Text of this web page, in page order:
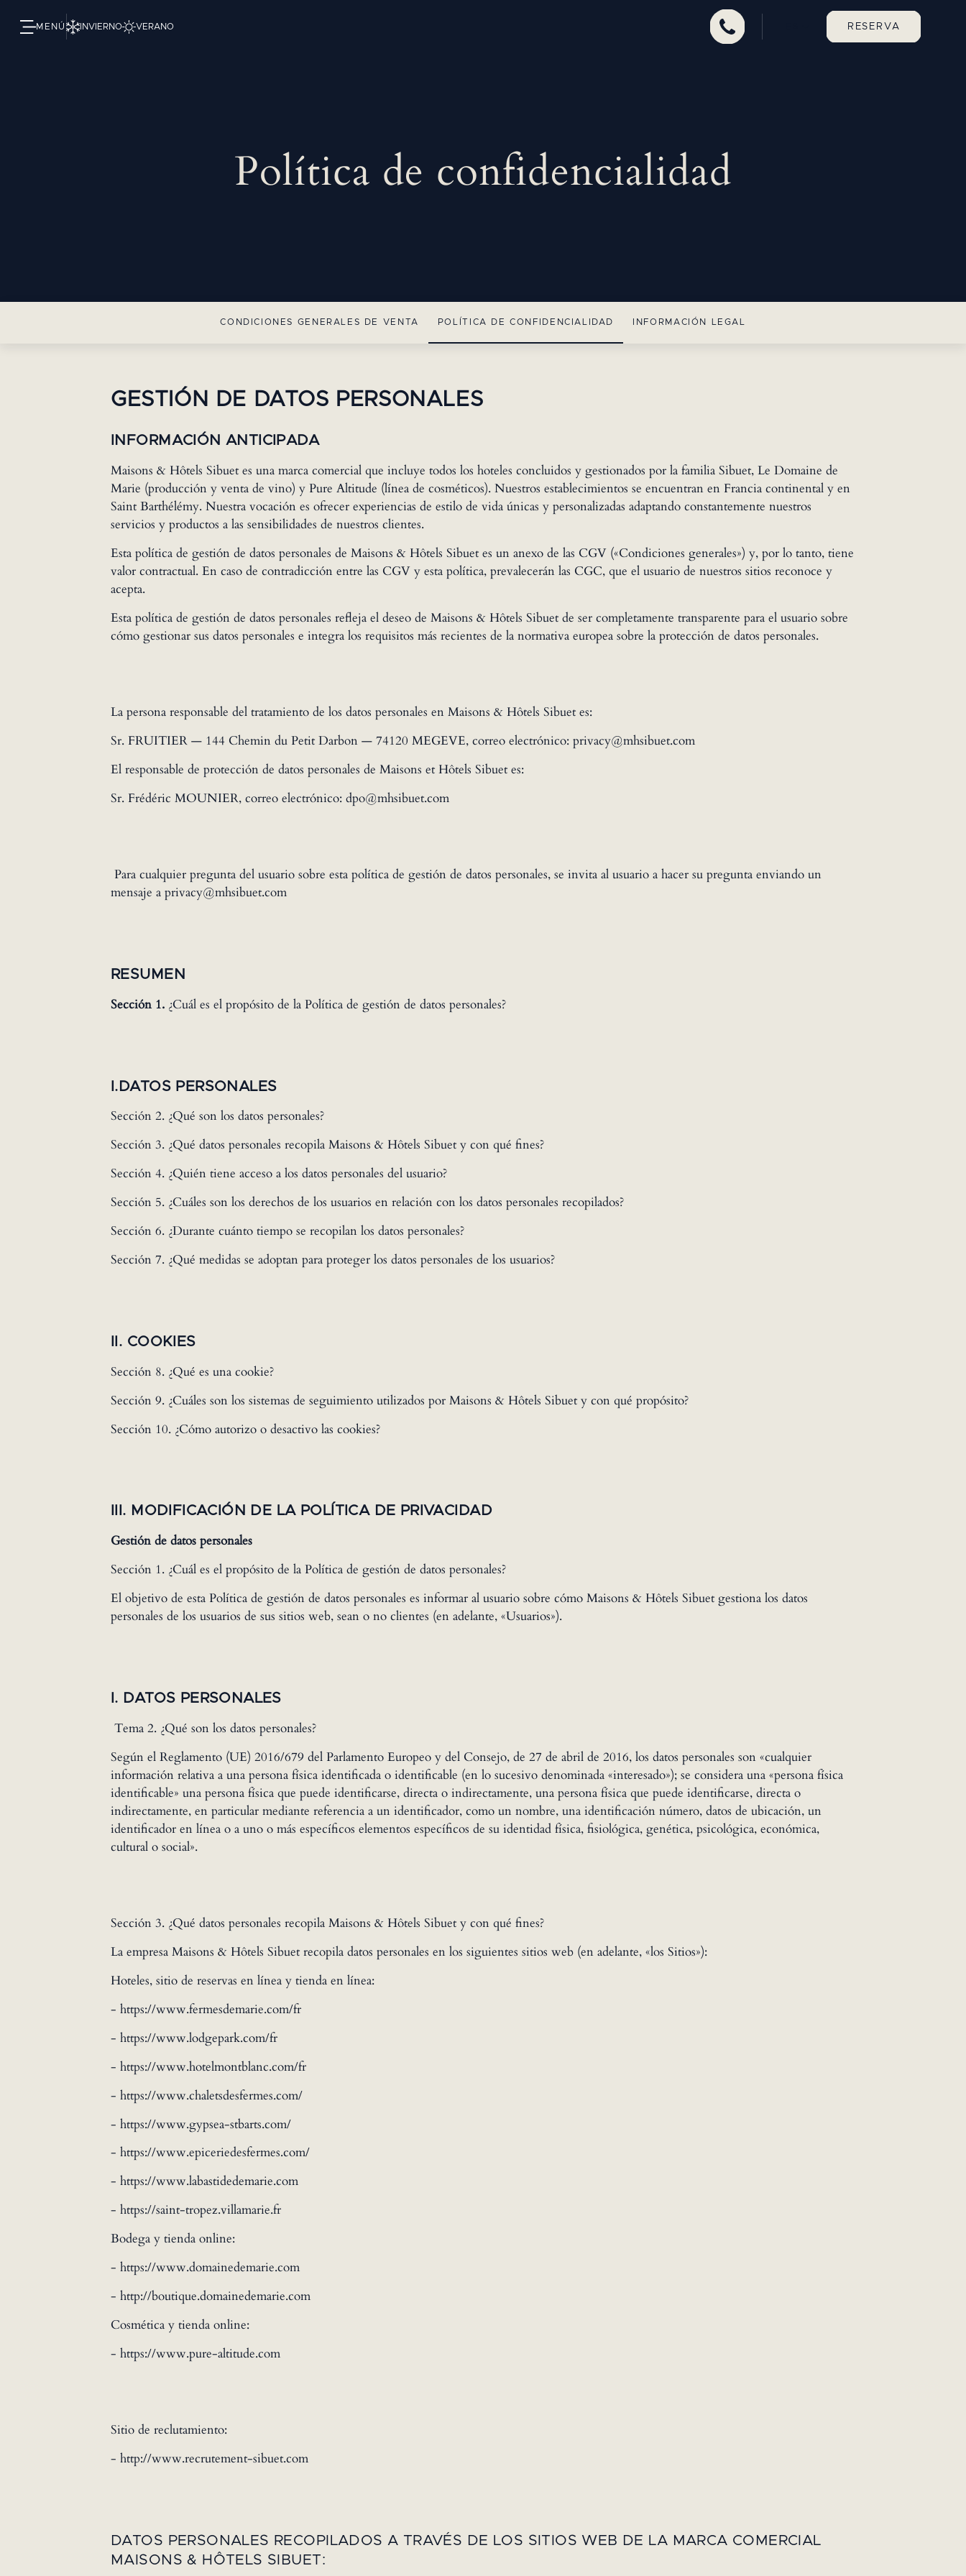
MENÚ INVIERNO VERANO RESERVA
Política de confidencialidad
CONDICIONES GENERALES DE VENTA POLÍTICA DE CONFIDENCIALIDAD INFORMACIÓN LEGAL
GESTIÓN DE DATOS PERSONALES
INFORMACIÓN ANTICIPADA
Maisons & Hôtels Sibuet es una marca comercial que incluye todos los hoteles concluidos y gestionados por la familia Sibuet, Le Domaine de
Marie (producción y venta de vino) y Pure Altitude (línea de cosméticos). Nuestros establecimientos se encuentran en Francia continental y en
Saint Barthélémy. Nuestra vocación es ofrecer experiencias de estilo de vida únicas y personalizadas adaptando constantemente nuestros
servicios y productos a las sensibilidades de nuestros clientes.
Esta política de gestión de datos personales de Maisons & Hôtels Sibuet es un anexo de las CGV («Condiciones generales») y, por lo tanto, tiene
valor contractual. En caso de contradicción entre las CGV y esta política, prevalecerán las CGC, que el usuario de nuestros sitios reconoce y
acepta.
Esta política de gestión de datos personales refleja el deseo de Maisons & Hôtels Sibuet de ser completamente transparente para el usuario sobre
cómo gestionar sus datos personales e integra los requisitos más recientes de la normativa europea sobre la protección de datos personales.
La persona responsable del tratamiento de los datos personales en Maisons & Hôtels Sibuet es:
Sr. FRUITIER — 144 Chemin du Petit Darbon — 74120 MEGEVE, correo electrónico: privacy@mhsibuet.com
El responsable de protección de datos personales de Maisons et Hôtels Sibuet es:
Sr. Frédéric MOUNIER, correo electrónico: dpo@mhsibuet.com
‍ Para cualquier pregunta del usuario sobre esta política de gestión de datos personales, se invita al usuario a hacer su pregunta enviando un
mensaje a privacy@mhsibuet.com
RESUMEN
Sección 1. ¿Cuál es el propósito de la Política de gestión de datos personales?
I.DATOS PERSONALES
Sección 2. ¿Qué son los datos personales?
Sección 3. ¿Qué datos personales recopila Maisons & Hôtels Sibuet y con qué fines?
Sección 4. ¿Quién tiene acceso a los datos personales del usuario?
Sección 5. ¿Cuáles son los derechos de los usuarios en relación con los datos personales recopilados?
Sección 6. ¿Durante cuánto tiempo se recopilan los datos personales?
Sección 7. ¿Qué medidas se adoptan para proteger los datos personales de los usuarios?
II. COOKIES
Sección 8. ¿Qué es una cookie?
Sección 9. ¿Cuáles son los sistemas de seguimiento utilizados por Maisons & Hôtels Sibuet y con qué propósito?
Sección 10. ¿Cómo autorizo o desactivo las cookies?
III. MODIFICACIÓN DE LA POLÍTICA DE PRIVACIDAD
Gestión de datos personales
Sección 1. ¿Cuál es el propósito de la Política de gestión de datos personales?
El objetivo de esta Política de gestión de datos personales es informar al usuario sobre cómo Maisons & Hôtels Sibuet gestiona los datos
personales de los usuarios de sus sitios web, sean o no clientes (en adelante, «Usuarios»).
I. DATOS PERSONALES
‍ Tema 2. ¿Qué son los datos personales?
Según el Reglamento (UE) 2016/679 del Parlamento Europeo y del Consejo, de 27 de abril de 2016, los datos personales son «cualquier
información relativa a una persona física identificada o identificable (en lo sucesivo denominada «interesado»); se considera una «persona física
identificable» una persona física que puede identificarse, directa o indirectamente, una persona física que puede identificarse, directa o
indirectamente, en particular mediante referencia a un identificador, como un nombre, una identificación número, datos de ubicación, un
identificador en línea o a uno o más específicos elementos específicos de su identidad física, fisiológica, genética, psicológica, económica,
cultural o social».
Sección 3. ¿Qué datos personales recopila Maisons & Hôtels Sibuet y con qué fines?
La empresa Maisons & Hôtels Sibuet recopila datos personales en los siguientes sitios web (en adelante, «los Sitios»):
Hoteles, sitio de reservas en línea y tienda en línea:
- https://www.fermesdemarie.com/fr
- https://www.lodgepark.com/fr
- https://www.hotelmontblanc.com/fr
- https://www.chaletsdesfermes.com/
- https://www.gypsea-stbarts.com/
- https://www.epiceriedesfermes.com/
- https://www.labastidedemarie.com
- https://saint-tropez.villamarie.fr
Bodega y tienda online:
- https://www.domainedemarie.com
- http://boutique.domainedemarie.com
Cosmética y tienda online:
- https://www.pure-altitude.com
Sitio de reclutamiento:
- http://www.recrutement-sibuet.com
DATOS PERSONALES RECOPILADOS A TRAVÉS DE LOS SITIOS WEB DE LA MARCA COMERCIAL
MAISONS & HÔTELS SIBUET: